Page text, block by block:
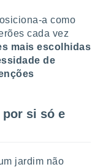
a como
cada vez
mais escolhidas
de
si só e
jardim não